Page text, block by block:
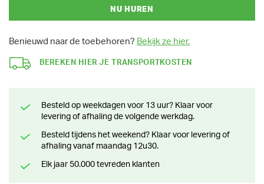
NU HUREN
Benieuwd naar de toebehoren? Bekijk ze hier.
BEREKEN HIER JE TRANSPORTKOSTEN
Besteld op weekdagen voor 13 uur? Klaar voor
levering of afhaling de volgende werkdag.
Besteld tijdens het weekend? Klaar voor levering of
afhaling vanaf maandag 12u30.
Elk jaar 50.000 tevreden klanten